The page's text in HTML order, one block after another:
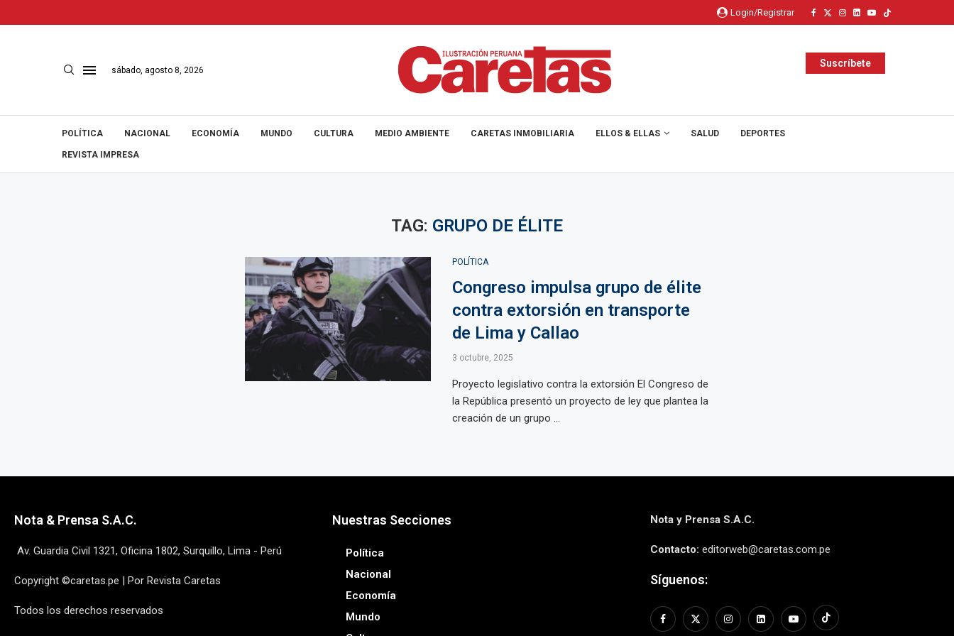
Login/Registrar
sábado, agosto 8, 2026
Suscríbete
POLÍTICA NACIONAL ECONOMÍA MUNDO CULTURA MEDIO AMBIENTE CARETAS INMOBILIARIA ELLOS & ELLAS SALUD DEPORTES
REVISTA IMPRESA
TAG: GRUPO DE ÉLITE
POLÍTICA
Congreso impulsa grupo de élite
contra extorsión en transporte
de Lima y Callao
3 octubre, 2025
Proyecto legislativo contra la extorsión El Congreso de
la República presentó un proyecto de ley que plantea la
creación de un grupo ...
Nota & Prensa S.A.C.
Av. Guardia Civil 1321, Oficina 1802, Surquillo, Lima - Perú
Copyright ©caretas.pe | Por Revista Caretas
Todos los derechos reservados
Nuestras Secciones
Política
Nacional
Economía
Mundo
Nota y Prensa S.A.C.
Contacto: editorweb@caretas.com.pe
Síguenos: